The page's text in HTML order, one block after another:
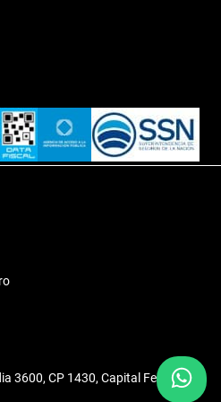
3600, CP 1430, Capital Federal,